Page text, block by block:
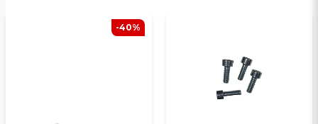
-40%